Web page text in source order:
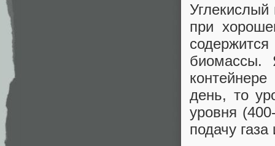
Углекислый
при
биомассы.
день, то
уровня
подачу